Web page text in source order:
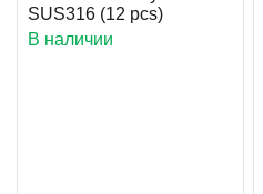
SUS316 (12 pcs)
В наличии